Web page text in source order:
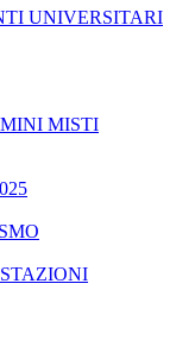
UNIVERSITARI
MISTI